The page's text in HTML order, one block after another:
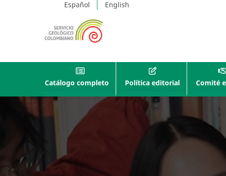
Español English
Catálogo completo Política editorial Comité